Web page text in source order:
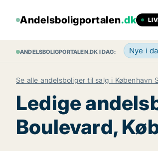
Andelsboligportalen.dk
ANDELSBOLIGPORTALEN.DK I DAG: Nye i
Se alle andelsboliger til salg i København S
Ledige
Boulevard,